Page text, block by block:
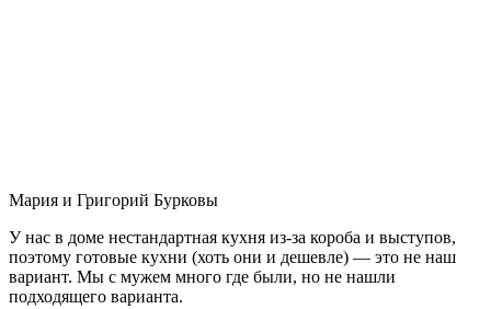
Мария и Григорий Бурковы
У нас в доме нестандартная кухня из-за короба и выступов,
поэтому готовые кухни (хоть они и дешевле) — это не наш
вариант. Мы с мужем много где были, но не нашли
подходящего варианта.